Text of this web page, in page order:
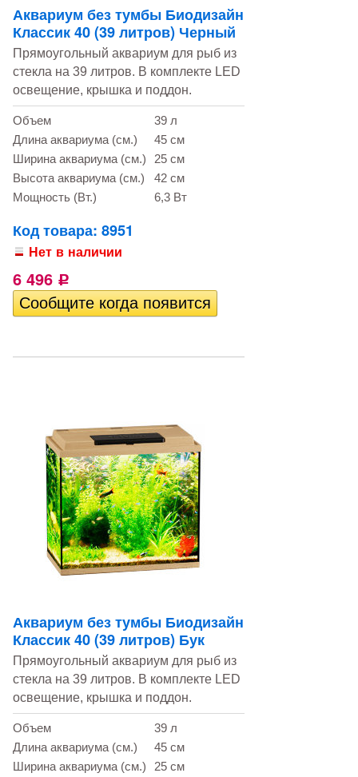
Аквариум без тумбы Биодизайн
Классик 40 (39 литров) Черный
Прямоугольный аквариум для рыб из
стекла на 39 литров. В комплекте LED
освещение, крышка и поддон.
Объем
39 л
Длина аквариума (см.)
45 см
Ширина аквариума (см.)
25 см
Высота аквариума (см.)
42 см
Мощность (Вт.)
6,3 Вт
Код товара: 8951
Нет в наличии
6 496 Р
Аквариум без тумбы Биодизайн
Классик 40 (39 литров) Бук
Прямоугольный аквариум для рыб из
стекла на 39 литров. В комплекте LED
освещение, крышка и поддон.
Объем
39 л
Длина аквариума (см.)
45 см
Ширина аквариума (см.)
25 см